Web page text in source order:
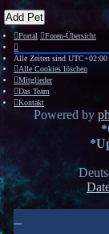
Add Pet
Portal Foren-Übersicht
Alle Zeiten sind UTC+02:00
Alle Cookies löschen
Mitglieder
Das Team
Kontakt
Powered by
*
*